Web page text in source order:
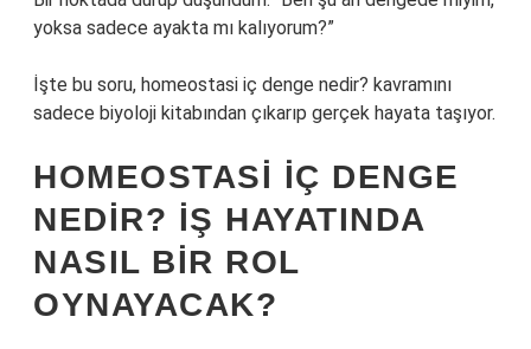
yoksa sadece ayakta mı kalıyorum?”
İşte bu soru, homeostasi iç denge nedir? kavramını
sadece biyoloji kitabından çıkarıp gerçek hayata taşıyor.
HOMEOSTASI IÇ DENGE
NEDIR? IŞ HAYATINDA
NASIL BIR ROL
OYNAYACAK?